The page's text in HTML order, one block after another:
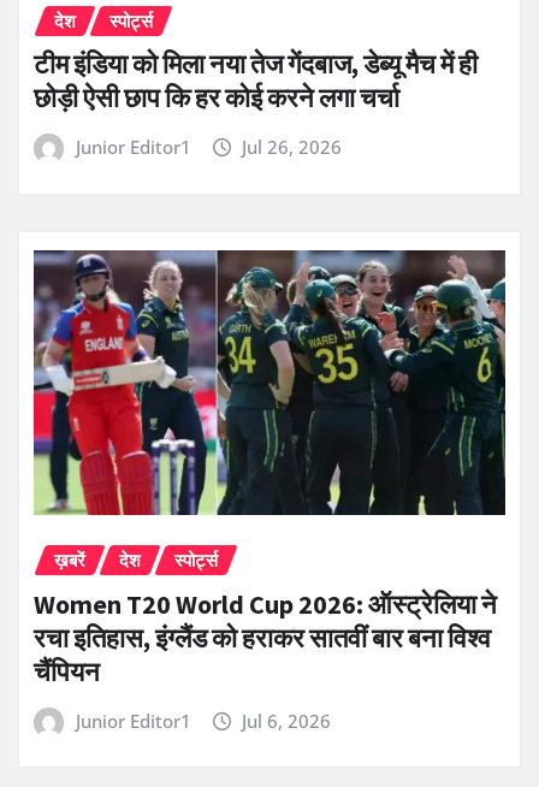
देश स्पोर्ट्स
टीम इंडिया को मिला नया तेज गेंदबाज, डेब्यू मैच में ही
छोड़ी ऐसी छाप कि हर कोई करने लगा चर्चा
Junior Editor1 Jul 26, 2026
ख़बरें देश स्पोर्ट्स
Women T20 World Cup 2026: ऑस्ट्रेलिया ने
रचा इतिहास, इंग्लैंड को हराकर सातवीं बार बना विश्व
चैंपियन
Junior Editor1 Jul 6, 2026